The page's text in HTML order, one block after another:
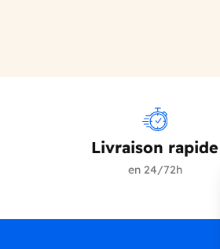
Livraison rapide
en 24/72h